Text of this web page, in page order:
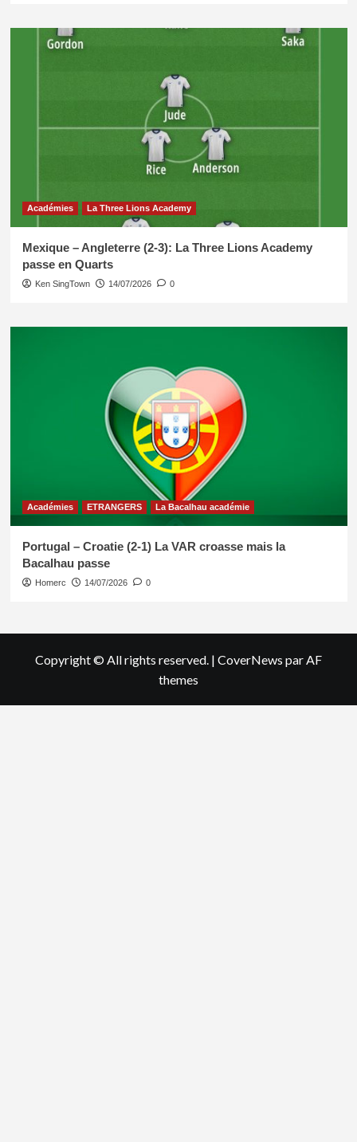
Académies La Three Lions Academy
Mexique – Angleterre (2-3): La Three Lions Academy
passe en Quarts
Ken SingTown 14/07/2026 0
Académies ETRANGERS La Bacalhau académie
Portugal – Croatie (2-1) La VAR croasse mais la
Bacalhau passe
Homerc 14/07/2026 0
Copyright © All rights reserved. | CoverNews par AF
themes